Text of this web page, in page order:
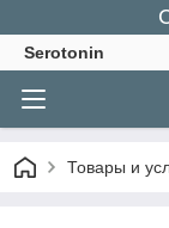
Serotonin
Товары и